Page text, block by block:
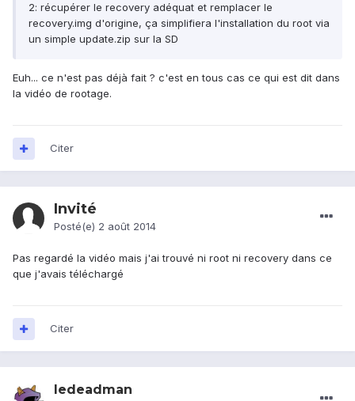
2: récupérer le recovery adéquat et remplacer le
recovery.img d'origine, ça simplifiera l'installation du root via
un simple update.zip sur la SD
Euh... ce n'est pas déjà fait ? c'est en tous cas ce qui est dit dans
la vidéo de rootage.
Citer
Invité
Posté(e) 2 août 2014
Pas regardé la vidéo mais j'ai trouvé ni root ni recovery dans ce
que j'avais téléchargé
Citer
ledeadman